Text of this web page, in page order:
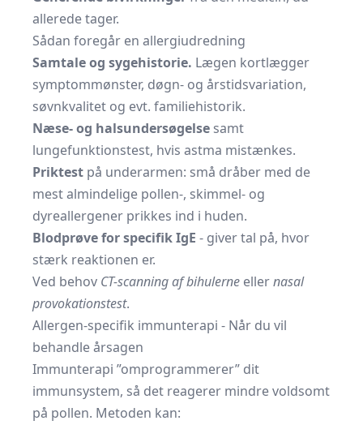
allerede tager.
Sådan foregår en allergiudredning
Samtale og sygehistorie. Lægen kortlægger
symptom­mønster, døgn- og årstids­variation,
søvnkvalitet og evt. familie­historik.
Næse- og halsundersøgelse samt
lungefunktions­test, hvis astma mistænkes.
Priktest på underarmen: små dråber med de
mest almindelige pollen-, skimmel- og
dyreallergener prikkes ind i huden.
Blodprøve for specifik IgE - giver tal på, hvor
stærk reaktionen er.
Ved behov CT-scanning af bihulerne ellernasal
provokationstest.
Allergen-specifik immunterapi - Når du vil
behandle årsagen
Immunterapi ”omprogrammerer” dit
immunsystem, så det reagerer mindre voldsomt
på pollen. Metoden kan: